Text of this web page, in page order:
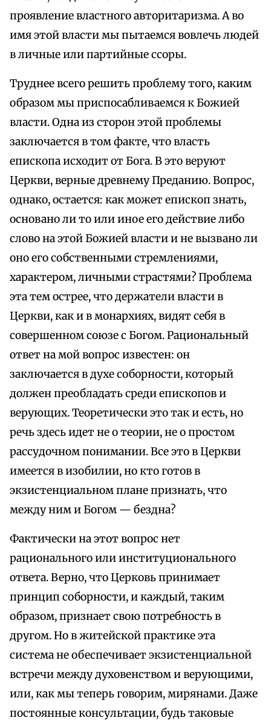
проявление властного авторитаризма. А во
имя этой власти мы пытаемся вовлечь людей
в личные или партийные ссоры.
Труднее всего решить проблему того, каким
образом мы приспосабливаемся к Божией
власти. Одна из сторон этой проблемы
заключается в том факте, что власть
епископа исходит от Бога. В это веруют
Церкви, верные древнему Преданию. Вопрос,
однако, остается: как может епископ знать,
основано ли то или иное его действие либо
слово на этой Божией власти и не вызвано ли
оно его собственными стремлениями,
характером, личными страстями? Проблема
эта тем острее, что держатели власти в
Церкви, как и в монархиях, видят себя в
совершенном союзе с Богом. Рациональный
ответ на мой вопрос известен: он
заключается в духе соборности, который
должен преобладать среди епископов и
верующих. Теоретически это так и есть, но
речь здесь идет не о теории, не о простом
рассудочном понимании. Все это в Церкви
имеется в изобилии, но кто готов в
экзистенциальном плане признать, что
между ним и Богом — бездна?
Фактически на этот вопрос нет
рационального или институционального
ответа. Верно, что Церковь принимает
принцип соборности, и каждый, таким
образом, признает свою потребность в
другом. Но в житейской практике эта
система не обеспечивает экзистенциальной
встречи между духовенством и верующими,
или, как мы теперь говорим, мирянами. Даже
постоянные консультации, будь таковые